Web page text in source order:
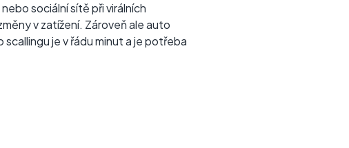
sociální sítě při virálních
v zatížení. Zároveň ale auto
je v řádu minut a je potřeba